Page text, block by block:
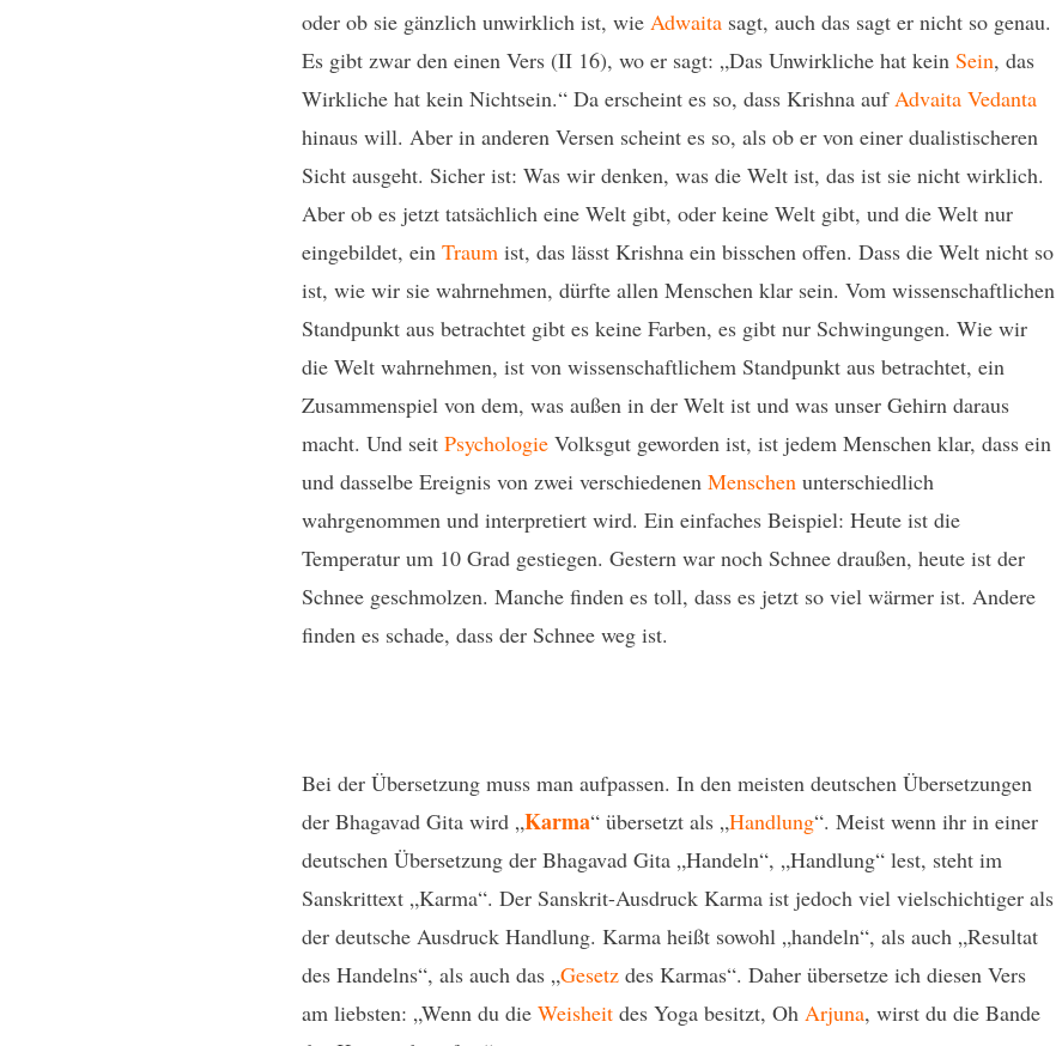
oder ob sie gänzlich unwirklich ist, wieAdwaita sagt, auch das sagt er nicht so genau.
Es gibt zwar den einen Vers (II 16), wo er sagt: „Das Unwirkliche hat keinSein, das
Wirkliche hat kein Nichtsein.“ Da erscheint es so, dass Krishna aufAdvaita Vedanta
hinaus will. Aber in anderen Versen scheint es so, als ob er von einer dualistischeren
Sicht ausgeht. Sicher ist: Was wir denken, was die Welt ist, das ist sie nicht wirklich.
Aber ob es jetzt tatsächlich eine Welt gibt, oder keine Welt gibt, und die Welt nur
eingebildet, einTraum ist, das lässt Krishna ein bisschen offen. Dass die Welt nicht so
ist, wie wir sie wahrnehmen, dürfte allen Menschen klar sein. Vom wissenschaftlichen
Standpunkt aus betrachtet gibt es keine Farben, es gibt nur Schwingungen. Wie wir
die Welt wahrnehmen, ist von wissenschaftlichem Standpunkt aus betrachtet, ein
Zusammenspiel von dem, was außen in der Welt ist und was unser Gehirn daraus
macht. Und seitPsychologie Volksgut geworden ist, ist jedem Menschen klar, dass ein
und dasselbe Ereignis von zwei verschiedenenMenschen unterschiedlich
wahrgenommen und interpretiert wird. Ein einfaches Beispiel: Heute ist die
Temperatur um 10 Grad gestiegen. Gestern war noch Schnee draußen, heute ist der
Schnee geschmolzen. Manche finden es toll, dass es jetzt so viel wärmer ist. Andere
finden es schade, dass der Schnee weg ist.
Bei der Übersetzung muss man aufpassen. In den meisten deutschen Übersetzungen
der Bhagavad Gita wird „Karma“ übersetzt als „Handlung“. Meist wenn ihr in einer
deutschen Übersetzung der Bhagavad Gita „Handeln“, „Handlung“ lest, steht im
Sanskrittext „Karma“. Der Sanskrit-Ausdruck Karma ist jedoch viel vielschichtiger als
der deutsche Ausdruck Handlung. Karma heißt sowohl „handeln“, als auch „Resultat
des Handelns“, als auch das „Gesetz des Karmas“. Daher übersetze ich diesen Vers
am liebsten: „Wenn du dieWeisheit des Yoga besitzt, OhArjuna, wirst du die Bande